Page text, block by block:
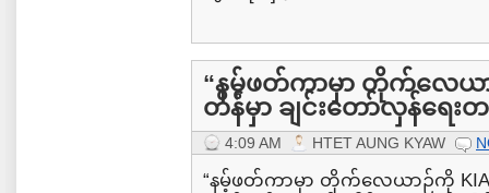
“နမ့်ဖတ်ကာမှာ တိုက်လေယာ
တိန်မှာ ချင်းတော်လှန်ရေး
4:09 AM HTET AUNG KYAW
“နမ့်ဖတ်ကာမှာ တိုက်လေယာဉ်ကို KIA ပ